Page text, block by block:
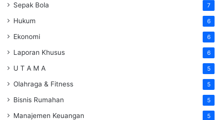
Sepak Bola 7
Hukum 6
Ekonomi 6
Laporan Khusus 6
U T A M A 5
Olahraga & Fitness 5
Bisnis Rumahan 5
Manajemen Keuangan 5